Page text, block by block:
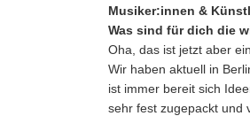
Musiker:innen &
Was sind für dich die
Oha, das ist jetzt aber
Wir haben aktuell in
ist immer bereit sich
sehr fest zugepackt und